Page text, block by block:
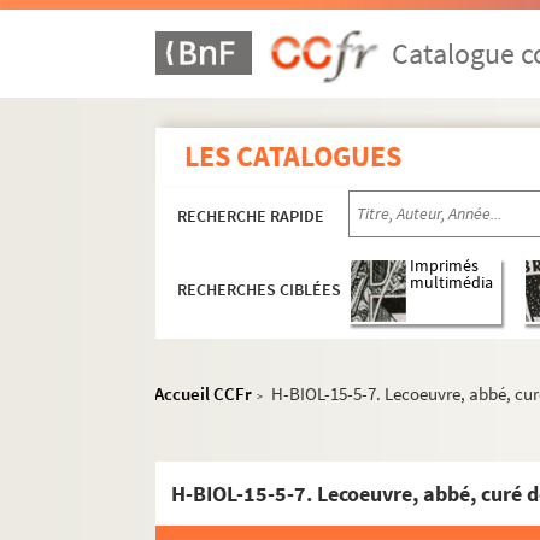
Catalogue
LES CATALOGUES
RECHERCHE RAPIDE
RECHERCHES CIBLÉES
Imprimés
multimédia
Accueil CCFr > H-BIOL-15-5-7. Lecoeuvre, abbé,
H-BIOL-15-5-7. Lecoeuvre, abbé, curé
H-BIOL. Biographies de personnages lillois
H-BIOL-4. Carlez à Colpaert
H-BIOL-5. Collin à Darcy